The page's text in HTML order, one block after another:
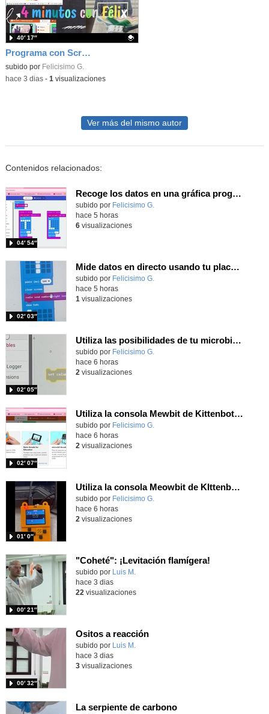
Programa con Scratch juegos con los partidos del mundial 2026 ganados por España
Contenido educativo.
subido por Felicisimo G.
40′ 17″
-hace 3 dias- 1 visualizaciones
Ver más del mismo autor
Contenidos relacionados:
Recoge los datos en una gráfica programando tu placa microbit con MakeCode y conoce la Tª y nivel de luz en este eclipse
Contenido educativo.
subido por Felicisimo G.
04′ 54″
hace 5 horas
6visualizaciones
Mide datos en directo usando tu placa microbit y programando con MakeCode dos placas conectadas por radio
Contenido educativo.
subido por Felicisimo G.
02′ 03″
hace 5 horas
1 visualizaciones
Utiliza las posibilidades de tu microbit programando com MakeCode para medir temperatura y nivel de luz con Datalogger
Contenido educativo.
subido por Felicisimo G.
02′ 05″
hace 6 horas
2 visualizaciones
Utiliza la consola Mewbit de Kittenbot para llevar tus juegos arcade de MakeCode a tu mano
Contenido educativo.
subido por Felicisimo G.
02′ 07″
hace 6 horas
2 visualizaciones
Utiliza la consola Meowbit de KIttenbot para jugar con tus programas MakeCode Arcade
Contenido educativo.
subido por Felicisimo G.
01′ 0″
hace 6 horas
2 visualizaciones
"Coheté": ¡Levitación flamígera!
Contenido educativo.
subido por Luis M.
00′ 21″
hace 3 dias
22 visualizaciones
Ositos a reacción
Contenido educativo.
subido por Luis M.
00′ 32″
hace 3 dias
3visualizaciones
La serpiente de carbono